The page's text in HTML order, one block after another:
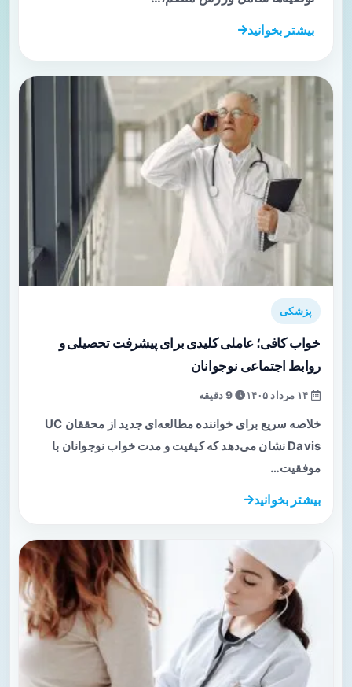
بیشتر بخوانید
پزشکی
خواب کافی؛ عاملی کلیدی برای پیشرفت تحصیلی و
روابط اجتماعی نوجوانان
9 دقیقه
خلاصه سریع برای خواننده مطالعه‌ای جدید از محققان UC
Davis نشان می‌دهد که کیفیت و مدت خواب نوجوانان با
موفقیت…
بیشتر بخوانید